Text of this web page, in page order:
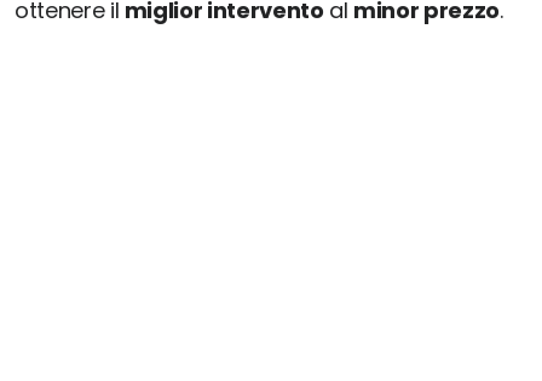
ottenere il miglior intervento al minor prezzo.